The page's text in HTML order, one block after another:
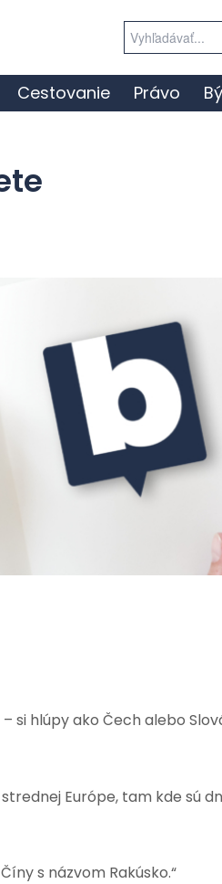
Cestovanie Právo
si hlúpy ako Čech alebo
Európe, tam kde sú
s názvom Rakúsko.“